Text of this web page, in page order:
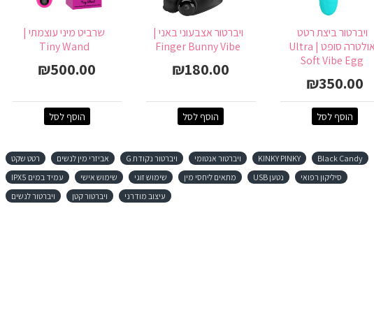
ויברטור ביצת רטט
אולטרה סופט | Ultra
Soft Vibe Egg
₪350.00
הוסף לסל
ויברטור אצבעוני באני |
Finger Bunny Vibe
₪180.00
הוסף לסל
שרביט מיני עוצמתי |
Tiny Wand
₪500.00
הוסף לסל
Black Candy
KINKY PINKY ויברטור אנטומי ויברטור נקודת G אביזרי מין לנשים
רטט שקט
סיליקון רפואי
נטען USB מתאים ליחסי מין שימוש זוגי שימוש אישי
עמיד במים IPX5
עיצוב מודרני
ויברטור קטן ויברטור לנשים